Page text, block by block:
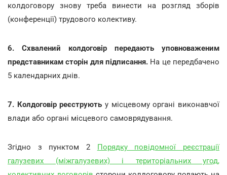
колдоговору знову треба винести на розгляд зборів
(конференції) трудового колективу.
6. Схвалений колдоговір передають уповноваженим
представникам сторін для підписання. На це передбачено
5 календарних днів.
7. Колдоговір реєструють у місцевому органі виконавчої
влади або органі місцевого самоврядування.
Згідно з пунктом 2 Порядку повідомної реєстрації
галузевих (міжгалузевих) і територіальних угод,